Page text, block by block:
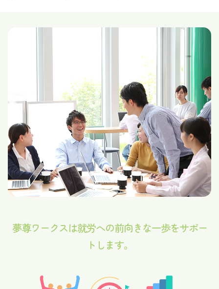
夢尊ワークスは就労への前向きな一歩をサポー
トします。